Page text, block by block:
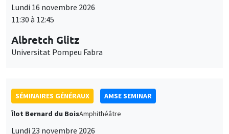
Lundi 16 novembre 2026
11:30 à 12:45
Albretch Glitz
Universitat Pompeu Fabra
SÉMINAIRES GÉNÉRAUX
AMSE SEMINAR
Îlot Bernard du BoisAmphithéâtre
Lundi 23 novembre 2026